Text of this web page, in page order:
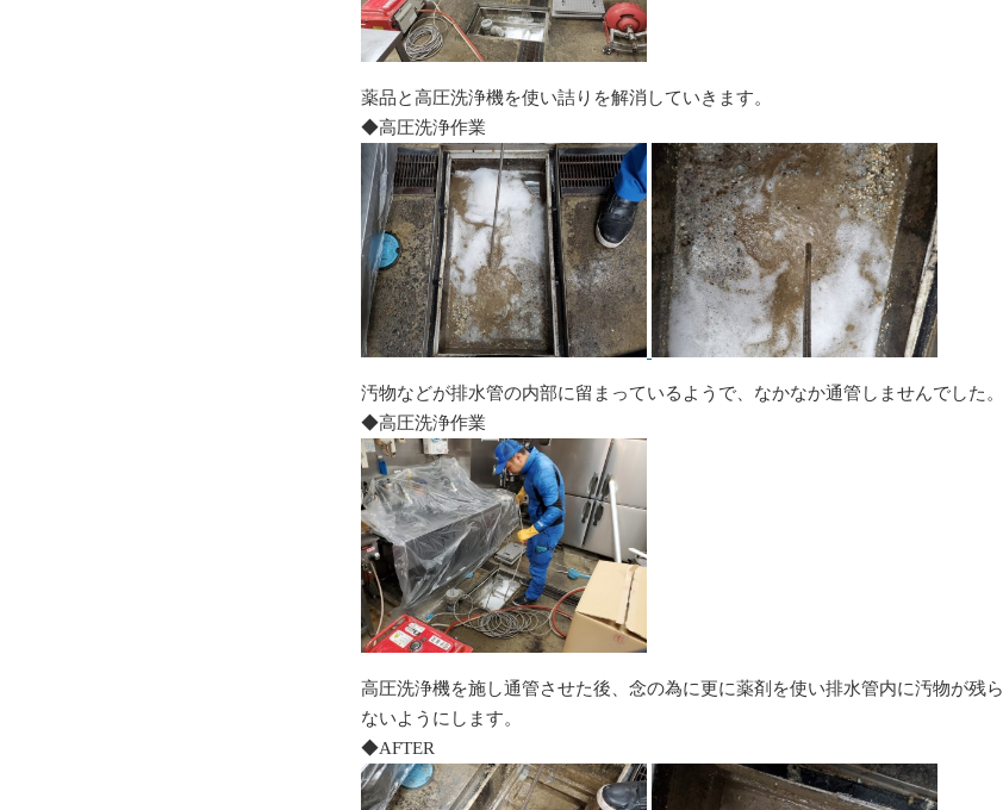
薬品と高圧洗浄機を使い詰りを解消していきます。
◆高圧洗浄作業
汚物などが排水管の内部に留まっているようで、なかなか通管しませんでした。
◆高圧洗浄作業
高圧洗浄機を施し通管させた後、念の為に更に薬剤を使い排水管内に汚物が残ら
ないようにします。
◆AFTER